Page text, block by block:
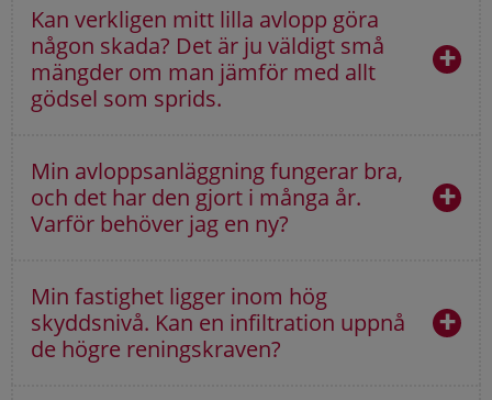
Kan verkligen mitt lilla avlopp göra
någon skada? Det är ju väldigt små
mängder om man jämför med allt
gödsel som sprids.
Min avloppsanläggning fungerar bra,
och det har den gjort i många år.
Varför behöver jag en ny?
Min fastighet ligger inom hög
skyddsnivå. Kan en infiltration uppnå
de högre reningskraven?